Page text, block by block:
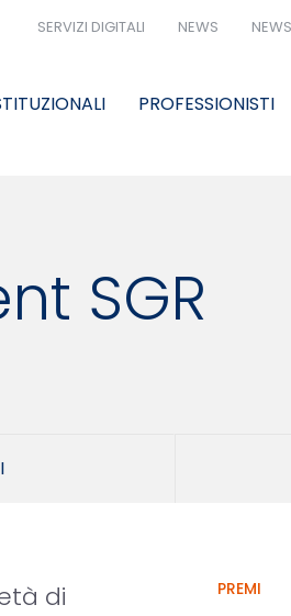
SERVIZI DIGITALI NEWS
PROFESSIONISTI
SGR
di
PREMI